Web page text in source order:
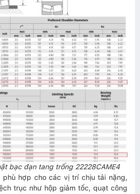
bạc đạn tang trống 22228CAME4
phù hợp cho các vị trí chịu tải nặng,
trục như hộp giảm tốc, quạt công